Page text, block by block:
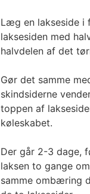
Læg en lakseside i
laksesiden med
halvdelen af det
Gør det samme
skindsiderne
toppen af
køleskabet.
Der går 2-3 dage,
laksen to gange
samme ombæring